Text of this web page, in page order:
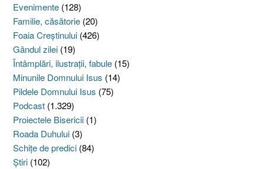
Evenimente (128)
Familie, căsătorie (20)
Foaia Creştinului (426)
Gândul zilei (19)
Întâmplări, ilustraţii, fabule (15)
Minunile Domnului Isus (14)
Pildele Domnului Isus (75)
Podcast (1.329)
Proiectele Bisericii (1)
Roada Duhului (3)
Schiţe de predici (84)
Ştiri (102)